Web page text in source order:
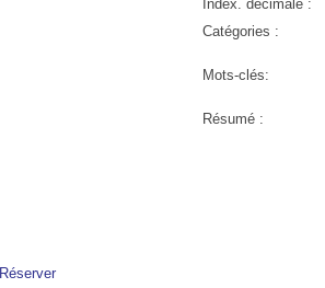
Index. décimale :
Catégories :
Mots-clés:
Résumé :
Réserver